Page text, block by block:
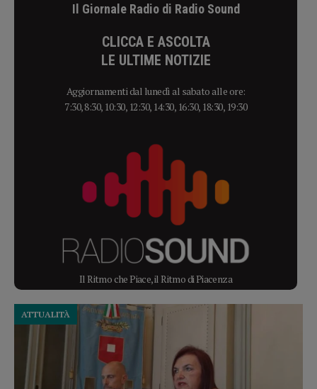
Il Giornale Radio di Radio Sound
CLICCA E ASCOLTA
LE ULTIME NOTIZIE
Aggiornamenti dal lunedì al sabato alle ore:
7:30, 8:30, 10:30, 12:30, 14:30, 16:30, 18:30, 19:30
Il Ritmo che Piace, il Ritmo di Piacenza
ATTUALITÀ